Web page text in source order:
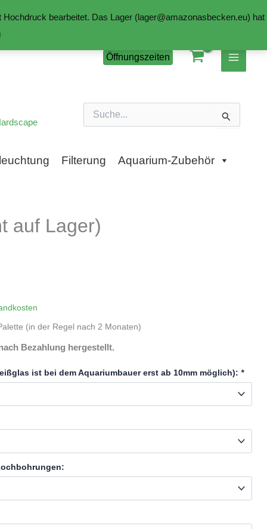
bearbeitet. Das Lager (lager@amazonasbecken.eu) hat
Öffnungszeiten
nach:
Filterung
Aquarium-Zubehör
auf Lager)
(in der Regel nach 2 Monaten)
Bezahlung hergestellt.
ist bei dem Aquariumbauer erst ab 10mm möglich):*